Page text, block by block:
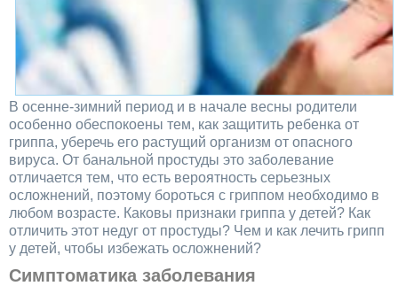
В осенне-зимний период и в начале весны родители
особенно обеспокоены тем, как защитить ребенка от
гриппа, уберечь его растущий организм от опасного
вируса. От банальной простуды это заболевание
отличается тем, что есть вероятность серьезных
осложнений, поэтому бороться с гриппом необходимо в
любом возрасте. Каковы признаки гриппа у детей? Как
отличить этот недуг от простуды? Чем и как лечить грипп
у детей, чтобы избежать осложнений?
Симптоматика заболевания